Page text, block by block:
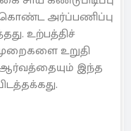
அர்ப்பணிப்பு
உற்பத்திச்
உறுதி
ஆர்வத்தையும் இந்த